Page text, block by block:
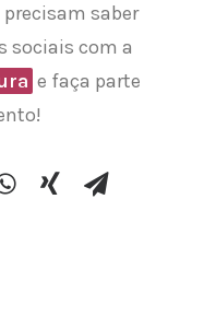
saber
sociais com a
e faça parte